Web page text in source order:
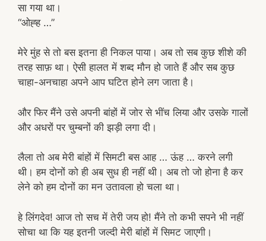
सा गया था।
“ओह्ह …”
मेरे मुंह से तो बस इतना ही निकल पाया। अब तो सब कुछ शीशे की
तरह साफ़ था। ऐसी हालत में शब्द मौन हो जाते हैं और सब कुछ
चाहा-अनचाहा अपने आप घटित होने लग जाता है।
और फिर मैंने उसे अपनी बांहों में जोर से भींच लिया और उसके गालों
और अधरों पर चुम्बनों की झड़ी लगा दी।
लैला तो अब मेरी बांहों में सिमटी बस आह … ऊंह … करने लगी
थी। हम दोनों को ही अब सुध ही नहीं थी। अब तो जो होना है कर
लेने को हम दोनों का मन उतावला हो चला था।
हे लिंगदेव! आज तो सच में तेरी जय हो! मैंने तो कभी सपने भी नहीं
सोचा था कि यह इतनी जल्दी मेरी बांहों में सिमट जाएगी।